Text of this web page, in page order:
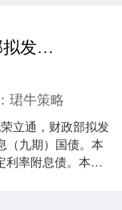
荣立通 财政部拟发行2025年记账式附息（九期）国债 总额1000亿元
珺牛策略
立通，财政部拟发
（九期）国债。本
利率附息债。本期